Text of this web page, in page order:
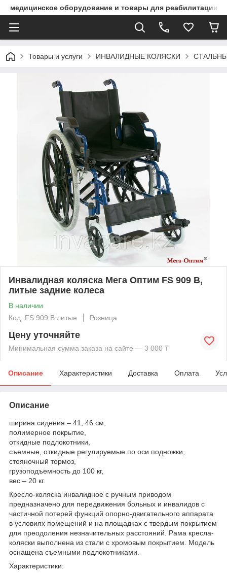
медицинское оборудование и товары для реабилитации
Товары и услуги ИНВАЛИДНЫЕ КОЛЯСКИ
Инвалидная коляска Мега Оптим FS 909 B,
литые задние колеса
В наличии
Код: FS 909 B литые
Розница
Цену уточняйте
Минимальная сумма заказа на сайте — 3 000 ₸
Описание Характеристики Доставка Оплата
Описание
ширина сидения – 41, 46 см,
полимерное покрытие,
откидные подлокотники,
съемные, откидные регулируемые по оси подножки,
стояночный тормоз,
грузоподъемность до 100 кг,
вес – 20 кг.
Кресло-коляска инвалидное с ручным приводом
предназначено для передвижения больных и инвалидов с
частичной потерей функций опорно-двигательного аппарата
в условиях помещений и на площадках с твердым покрытием
для преодоления незначительных расстояний. Рама кресла-
коляски выполнена из стали с хромовым покрытием. Модель
оснащена съемными подлокотниками.
Характеристики: